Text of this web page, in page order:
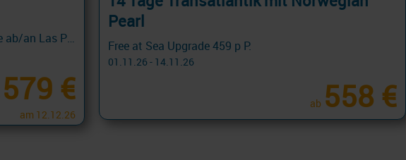
Kanaren & Madeira ab Gran Canaria 8 Tage ab/an Las Palmas
579 €
am 12.12.26
Pearl
Free at Sea Upgrade 459 p P.
01.11.26 - 14.11.26
ab 558 €